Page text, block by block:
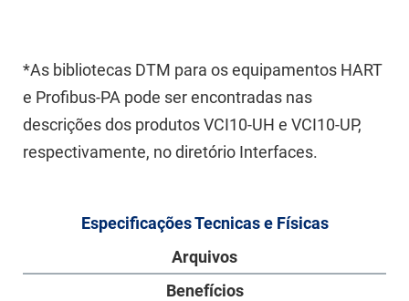
*As bibliotecas DTM para os equipamentos HART
e Profibus-PA pode ser encontradas nas
descrições dos produtos VCI10-UH e VCI10-UP,
respectivamente, no diretório Interfaces.
Especificações Tecnicas e Físicas
Arquivos
Benefícios